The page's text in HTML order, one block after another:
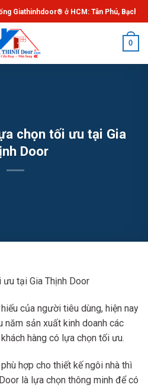
ở HCM: Tân Phú, Bạch
0
chọn tối ưu tại Gia
Door
tại Gia Thịnh Door
của người tiêu dùng, hiện nay
năm sản xuất kinh doanh các
hàng có lựa chọn tối ưu.
hợp cho thiết kế ngôi nhà thì
là lựa chọn thông minh để có